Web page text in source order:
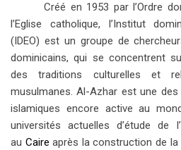
Créé en 1953 par l’Ordre
l’Eglise catholique, l’Institut
(IDEO) est un groupe de
dominicains, qui se concentrent
des traditions culturelles et
musulmanes. Al-Azhar est une
islamiques encore active au
universités actuelles d’étude de
au Caire après la construction de la